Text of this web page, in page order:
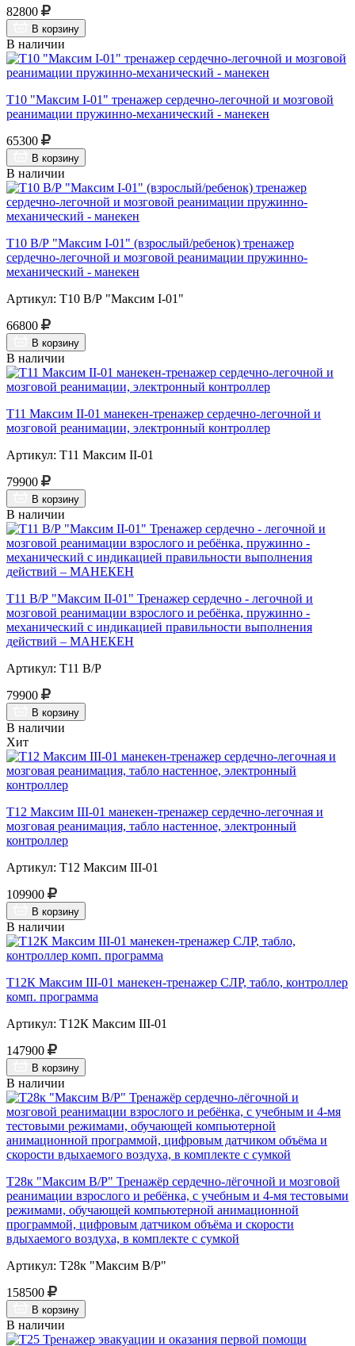
82800
В корзину
В наличии
Т10 "Максим I-01" тренажер сердечно-легочной и мозговой
реанимации пружинно-механический - манекен
65300
В корзину
В наличии
Т10 В/Р "Максим I-01" (взрослый/ребенок) тренажер
сердечно-легочной и мозговой реанимации пружинно-
механический - манекен
Артикул: Т10 В/Р "Максим I-01"
66800
В корзину
В наличии
Т11 Максим II-01 манекен-тренажер сердечно-легочной и
мозговой реанимации, электронный контроллер
Артикул: Т11 Максим II-01
79900
В корзину
В наличии
Т11 В/Р "Максим II-01" Тренажер сердечно - легочной и
мозговой реанимации взрослого и ребёнка, пружинно -
механический с индикацией правильности выполнения
действий – МАНЕКЕН
Артикул: Т11 В/Р
79900
В корзину
В наличии
Хит
Т12 Максим III-01 манекен-тренажер сердечно-легочная и
мозговая реанимация, табло настенное, электронный
контроллер
Артикул: Т12 Максим III-01
109900
В корзину
В наличии
Т12К Максим III-01 манекен-тренажер СЛР, табло, контроллер
комп. программа
Артикул: Т12К Максим III-01
147900
В корзину
В наличии
Т28к "Максим В/Р" Тренажёр сердечно-лёгочной и мозговой
реанимации взрослого и ребёнка, с учебным и 4-мя тестовыми
режимами, обучающей компьютерной анимационной
программой, цифровым датчиком объёма и скорости
вдыхаемого воздуха, в комплекте с сумкой
Артикул: Т28к "Максим В/Р"
158500
В корзину
В наличии